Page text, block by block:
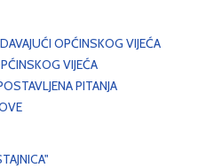
OPĆINSKOG VIJEĆA
VIJEĆA
PITANJA